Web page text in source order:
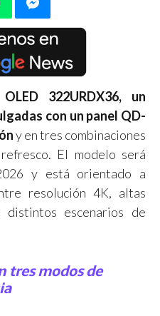
322URDX36, un
con un panel QD-
y en tres combinaciones
El modelo será
y está orientado a
resolución 4K, altas
escenarios de
tres modos de